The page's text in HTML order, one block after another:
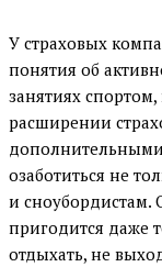
У страховых
понятия об
занятиях
расширении
озаботиться не
и сноубордистам.
пригодится даже
отдыхать, не